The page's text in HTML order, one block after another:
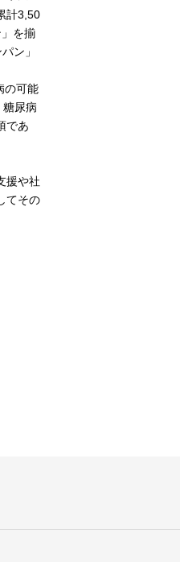
計3,50
を揃
ン」
の可能
尿病
であ
援や社
てその